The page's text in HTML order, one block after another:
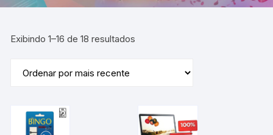
Exibindo 1–16 de 18 resultados